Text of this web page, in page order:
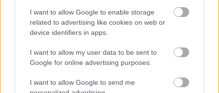
I want to allow Google to enable storage
related to advertising like cookies on web or
device identifiers in apps.
I want to allow my user data to be sent to
Google for online advertising purposes.
I want to allow Google to send me
Utóélet (2014)
danialves•2014. szeptember 12.
Én magam is meglepődtem, hogy a Fehér isten nem
vette el a kedvem örökre, de legalábbis huzamosabb
kifejezetten vártam (és várom) az ősszel érkező